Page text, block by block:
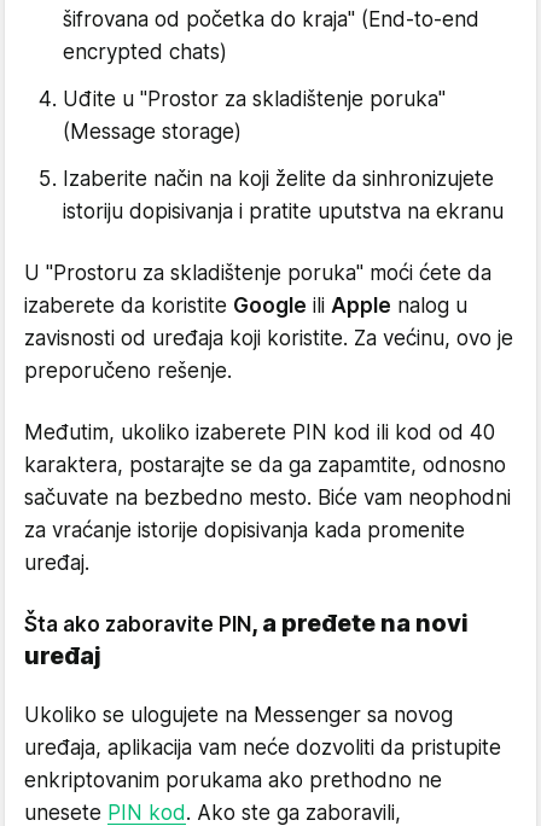
šifrovana od početka do kraja" (End-to-end
encrypted chats)
Uđite u "Prostor za skladištenje poruka"
(Message storage)
Izaberite način na koji želite da sinhronizujete
istoriju dopisivanja i pratite uputstva na ekranu
U "Prostoru za skladištenje poruka" moći ćete da
izaberete da koristite Google ili Apple nalog u
zavisnosti od uređaja koji koristite. Za većinu, ovo je
preporučeno rešenje.
Međutim, ukoliko izaberete PIN kod ili kod od 40
karaktera, postarajte se da ga zapamtite, odnosno
sačuvate na bezbedno mesto. Biće vam neophodni
za vraćanje istorije dopisivanja kada promenite
uređaj.
Šta ako zaboravite PIN , a pređete na novi
uređaj
Ukoliko se ulogujete na Messenger sa novog
uređaja, aplikacija vam neće dozvoliti da pristupite
enkriptovanim porukama ako prethodno ne
unesete PIN kod . Ako ste ga zaboravili,